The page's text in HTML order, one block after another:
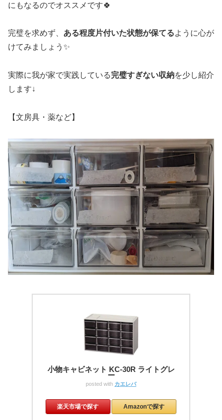
にもなるのでオススメです🍀
完璧を求めず、 ある程度片付いた状態が保てるように心が
けてみましょう✨
実際に我が家で実践している完璧すぎない収納を少し紹介
します↓
【文房具・薬など】
小物キャビネット KC-30R ライトグレ
ー
posted with カエレバ
楽天市場で探す Amazonで探す